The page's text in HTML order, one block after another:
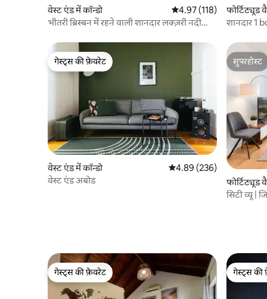
वेस्ट एंड में कॉन्डो औसत रेटिंग 5 में से 4.97, 118
4.97 (118)
भीतरी ब्रिस्बन में रहने वाली शानदार लक्ज़री नदी
फोर्टिट्यूड
शानदार 1
गेस्ट्स की फ़ेवरेट
गेस्ट्स की फ़ेवरेट
वेस्ट एंड में कॉन्डो औसत रेटिंग 5 में से 4.89, 236
4.89 (236)
वेस्ट एंड अबोड
सुपरहोस्ट
सुपरहोस्ट
फोर्टिट्यूड
सिटी व्यू |
गेस्ट्स की फ़ेवरेट
गेस्ट्स की फ़ेवरेट
गेस्ट्स की
गेस्ट्स की